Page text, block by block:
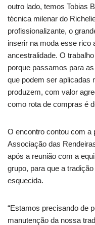
outro lado, temos Tobias
técnica milenar do
profissionalizante, o
inserir na moda esse rico
ancestralidade. O
porque passamos para
que podem ser aplicadas
produzem, com valor
como rota de compras é
O encontro contou com a
Associação das
após a reunião com a
grupo, para que a
esquecida.
“Estamos precisando de
manutenção da nossa